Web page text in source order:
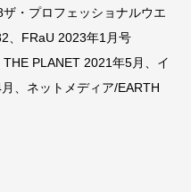
・プロフェッショナルウエ
、FRaU 2023年1月号
THE PLANET 2021年5月、イ
、ネットメディア/EARTH